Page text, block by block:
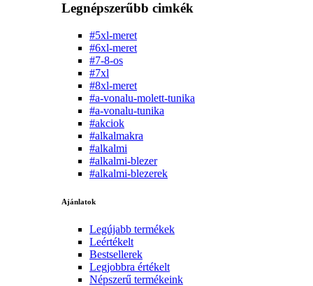
Legnépszerűbb cimkék
#5xl-meret
#6xl-meret
#7-8-os
#7xl
#8xl-meret
#a-vonalu-molett-tunika
#a-vonalu-tunika
#akciok
#alkalmakra
#alkalmi
#alkalmi-blezer
#alkalmi-blezerek
Ajánlatok
Legújabb termékek
Leértékelt
Bestsellerek
Legjobbra értékelt
Népszerű termékeink